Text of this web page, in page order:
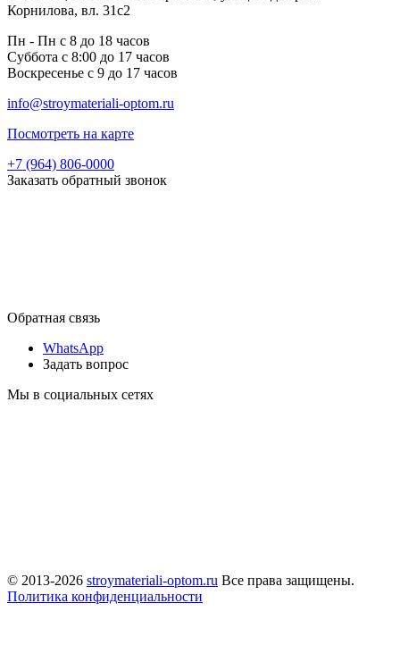
Корнилова, вл. 31с2
Пн - Пн с 8 до 18 часов
Суббота с 8:00 до 17 часов
Воскресенье с 9 до 17 часов
info@stroymateriali-optom.ru
Посмотреть на карте
+7 (964) 806-0000
Заказать обратный звонок
Обратная связь
WhatsApp
Задать вопрос
Мы в социальных сетях
© 2013-2026 stroymateriali-optom.ru Все права защищены.
Политика конфиденциальности